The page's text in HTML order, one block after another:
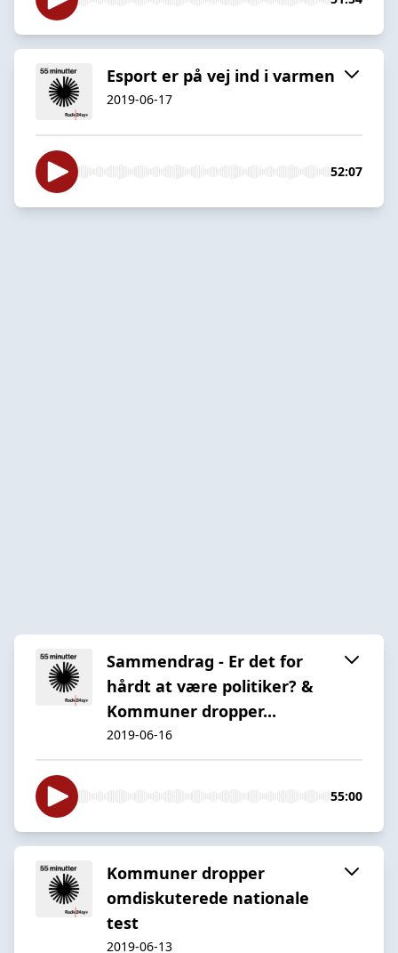
Esport er på vej ind i varmen
2019-06-17
52:07
Sammendrag - Er det for
hårdt at være politiker? &
Kommuner dropper...
2019-06-16
55:00
Kommuner dropper
omdiskuterede nationale
test
2019-06-13